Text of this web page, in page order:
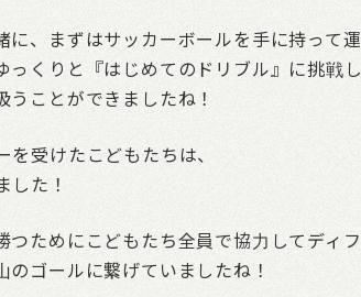
に、まずはサッカーボールを手に持って
くりと『はじめてのドリブル』に挑戦
ことができましたね！
受けたこどもたちは、
した！
ためにこどもたち全員で協力してディ
ゴールに繋げていましたね！